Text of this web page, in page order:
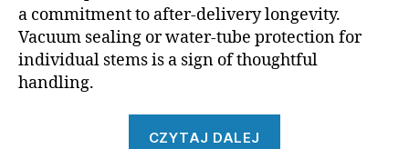
a commitment to after-delivery longevity.
Vacuum sealing or water-tube protection for
individual stems is a sign of thoughtful
handling.
CZYTAJ DALEJ